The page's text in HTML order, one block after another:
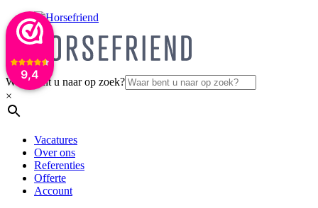
9,4
Waar bent u naar op zoek?
×
Vacatures
Over ons
Referenties
Offerte
Account